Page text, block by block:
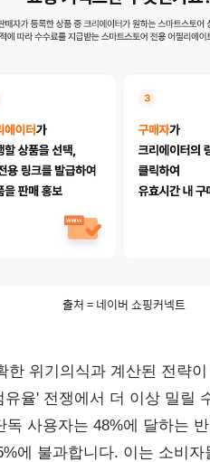
출처 = 네이버 쇼핑커넥트
한 위기의식과 계산된 전략
율' 전쟁에서 더 이상 밀릴
사용자는 48%에 달하는
에 불과합니다. 이는 소비